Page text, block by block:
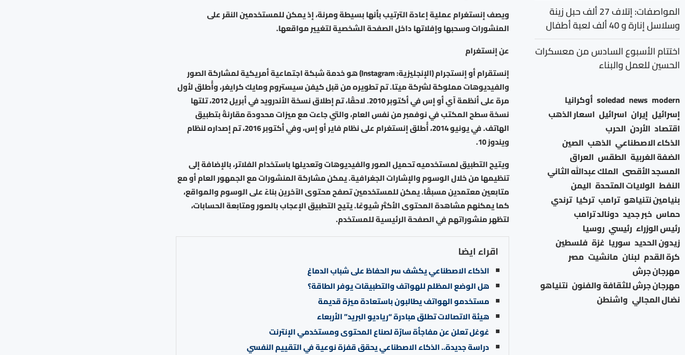
ويصف إنستغرام عملية إعادة الترتيب بأنها بسيطة ومرنة، إذ يمكن للمستخدمين النقر على
المنشورات وسحبها وإفلاتها داخل الصفحة الشخصية لتغيير مواقعها.
عن إنستغرام
إنستقرام أو إنستجرام (الإنجليزية: Instagram) هو خدمة شبكة اجتماعية أمريكية لمشاركة الصور
والفيديوهات مملوكة لشركة ميتا. تم تطويره من قبل كيفن سيستروم ومايك كرايغر، وأُطلق لأول
مرة على أنظمة آي أو إس في أكتوبر 2010. لاحقًا، تم إطلاق نسخة الأندرويد في أبريل 2012، تلتها
نسخة سطح المكتب في نوفمبر من نفس العام، والتي جاءت مع ميزات محدودة مقارنةً بتطبيق
الهاتف. في يونيو 2014، أُطلق إنستغرام على نظام فاير أو إس، وفي أكتوبر 2016، تم إصداره لنظام
ويندوز 10.
ويتيح التطبيق لمستخدميه تحميل الصور والفيديوهات وتعديلها باستخدام الفلاتر، بالإضافة إلى
تنظيمها من خلال الوسوم والإشارات الجغرافية. يمكن مشاركة المنشورات مع الجمهور العام أو مع
متابعين معتمدين مسبقًا. يمكن للمستخدمين تصفح محتوى الآخرين بناءً على الوسوم والمواقع،
كما يمكنهم مشاهدة المحتوى الأكثر شيوعًا. يتيح التطبيق الإعجاب بالصور ومتابعة الحسابات،
لتظهر منشوراتهم في الصفحة الرئيسية للمستخدم.
اقراء ايضا
الذكاء الاصطناعي يكشف سر الحفاظ على شباب الدماغ
هل الوضع المظلم للهواتف والتطبيقات يوفر الطاقة؟
مستخدمو الهواتف يطالبون باستعادة ميزة قديمة
هيئة الاتصالات تطلق مبادرة “رياديو البريد” الأربعاء
غوغل تعلن عن مفاجأة سارّة لصناع المحتوى ومستخدمي الإنترنت
دراسة جديدة.. الذكاء الاصطناعي يحقق قفزة نوعية في التقييم النفسي
المواصفات: إتلاف 27 ألف حبل زينة
وسلاسل إنارة و 40 ألف لعبة أطفال
اختتام الأسبوع السادس من معسكرات
الحسين للعمل والبناء
modern
news
soledad أوكرانيا
إسرائيل إيران اسرائيل اسعار الذهب
اقتصاد الأردن الحرب
الذكاء الاصطناعي الذهب الصين
الضفة الغربية الطقس العراق
المسجد الأقصى الملك عبدالله الثاني
النفط الولايات المتحدة اليمن
بنيامين نتنياهو ترامب تركيا ترندي
حماس خبر جديد دونالد ترامب
رئيس الوزراء رئيسي روسيا
زيدون الحديد سوريا غزة فلسطين
كرة القدم لبنان مانشيت مصر
مهرجان جرش
مهرجان جرش للثقافة والفنون نتنياهو
نضال المجالي واشنطن